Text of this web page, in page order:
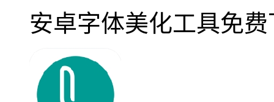
安卓字体美化工具免